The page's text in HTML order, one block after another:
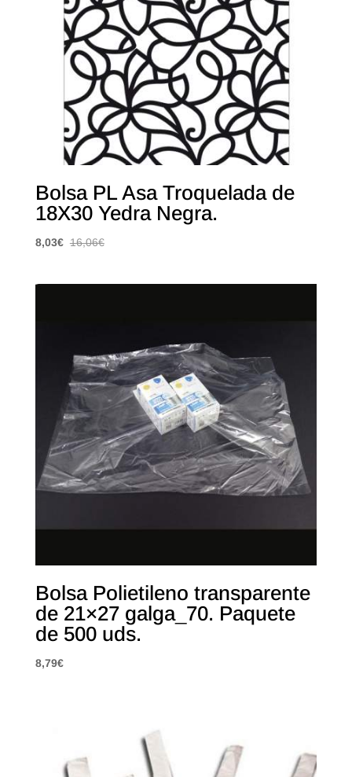
Bolsa PL Asa Troquelada de
18X30 Yedra Negra.
8,03€ 16,06€
Bolsa Polietileno transparente
de 21×27 galga_70. Paquete
de 500 uds.
8,79€